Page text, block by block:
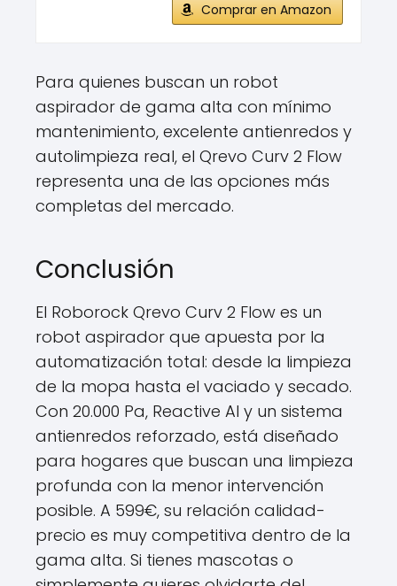
Comprar en Amazon
Para quienes buscan un robot
aspirador de gama alta con mínimo
mantenimiento, excelente antienredos y
autolimpieza real, el Qrevo Curv 2 Flow
representa una de las opciones más
completas del mercado.
Conclusión
El Roborock Qrevo Curv 2 Flow es un
robot aspirador que apuesta por la
automatización total: desde la limpieza
de la mopa hasta el vaciado y secado.
Con 20.000 Pa, Reactive AI y un sistema
antienredos reforzado, está diseñado
para hogares que buscan una limpieza
profunda con la menor intervención
posible. A 599€, su relación calidad-
precio es muy competitiva dentro de la
gama alta. Si tienes mascotas o